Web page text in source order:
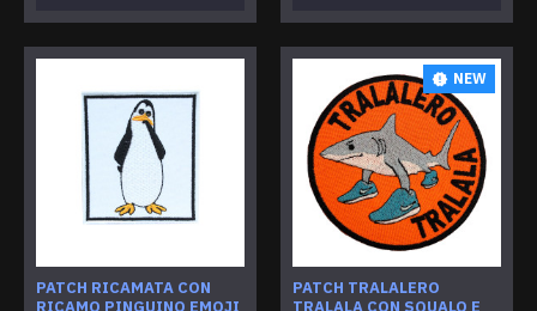
PATCH RICAMATA CON
RICAMO PINGUINO EMOJI
NEW
PATCH TRALALERO
TRALALA CON SQUALO E